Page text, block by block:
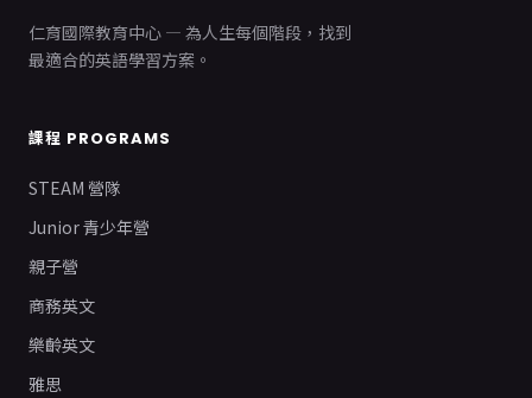
仁育國際教育中心 — 為人生每個階段，找到
最適合的英語學習方案。
課程 PROGRAMS
STEAM 營隊
Junior 青少年營
親子營
商務英文
樂齡英文
雅思